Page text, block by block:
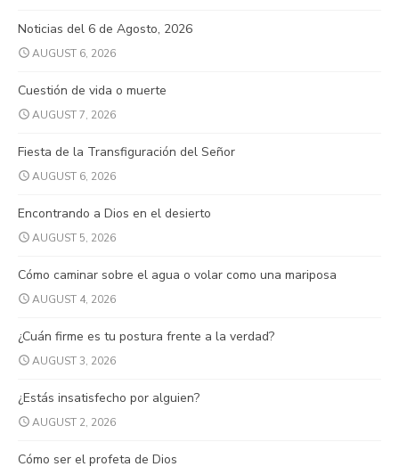
Noticias del 6 de Agosto, 2026
AUGUST 6, 2026
Cuestión de vida o muerte
AUGUST 7, 2026
Fiesta de la Transfiguración del Señor
AUGUST 6, 2026
Encontrando a Dios en el desierto
AUGUST 5, 2026
Cómo caminar sobre el agua o volar como una mariposa
AUGUST 4, 2026
¿Cuán firme es tu postura frente a la verdad?
AUGUST 3, 2026
¿Estás insatisfecho por alguien?
AUGUST 2, 2026
Cómo ser el profeta de Dios